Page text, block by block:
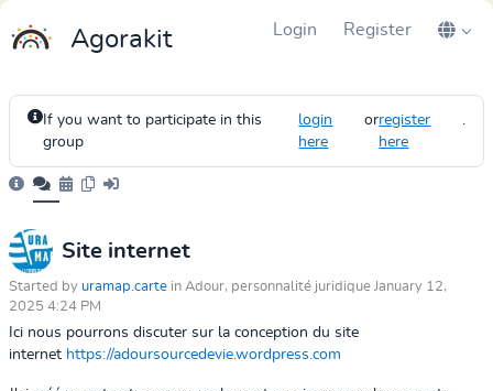
Agorakit Login Register
If you want to participate in this
group
login
here
orregister
here
.
Site internet
Started by uramap.carte in Adour, personnalité juridique January 12,
2025 4:24 PM
Ici nous pourrons discuter sur la conception du site
internet https://adoursourcedevie.wordpress.com